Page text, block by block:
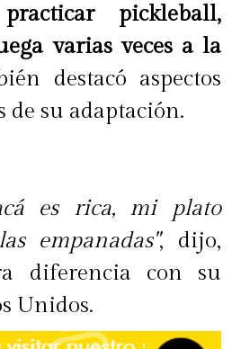
pickleball,
varias veces a la
destacó aspectos
de su adaptación.
es rica, mi plato
empanadas", dijo,
diferencia con su
Unidos.